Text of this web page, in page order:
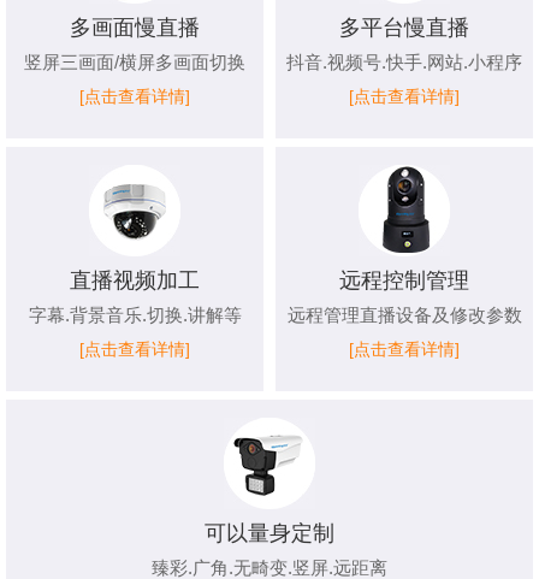
多画面慢直播
竖屏三画面/横屏多画面切换
[点击查看详情]
多平台慢直播
抖音.视频号.快手.网站.小程序
[点击查看详情]
直播视频加工
字幕.背景音乐.切换.讲解等
[点击查看详情]
远程控制管理
远程管理直播设备及修改参数
[点击查看详情]
可以量身定制
臻彩.广角.无畸变.竖屏.远距离